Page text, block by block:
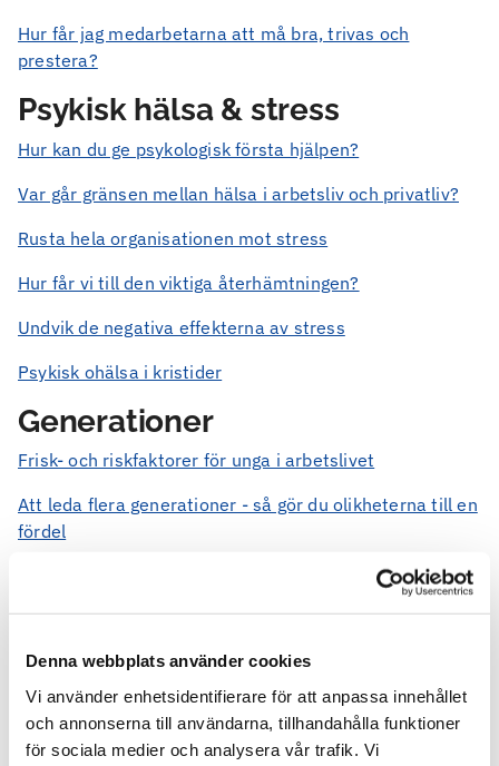
Denna webbplats använder cookies
Vi använder enhetsidentifierare för att anpassa innehållet
och annonserna till användarna, tillhandahålla funktioner
för sociala medier och analysera vår trafik. Vi
Hur får jag medarbetarna att må bra, trivas och
prestera?
Psykisk hälsa & stress
Hur kan du ge psykologisk första hjälpen?
Var går gränsen mellan hälsa i arbetsliv och privatliv?
Rusta hela organisationen mot stress
Hur får vi till den viktiga återhämtningen?
Undvik de negativa effekterna av stress
Psykisk ohälsa i kristider
Generationer
Frisk- och riskfaktorer för unga i arbetslivet
Att leda flera generationer - så gör du olikheterna till en
fördel
Generationer på arbetsplatsen - krockar och synergier
Konflikter
Vad kostar en konflikt på jobbet?
Medarbetarärenden som utmanar
Hantera konflikter på arbetsplatsen i tid